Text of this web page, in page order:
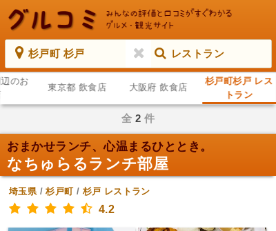
杉戸町 杉戸 レストラン
のお
東京都 飲食店 大阪府 飲食店
杉戸町杉戸 レス
トラン
全 2 件
おまかせランチ、心温まるひととき。
なちゅらるランチ部屋
埼玉県/杉戸町/ 杉戸 レストラン
4.2